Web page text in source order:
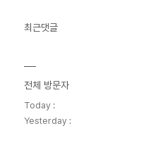
최근댓글
전체 방문자
Today :
Yesterday :